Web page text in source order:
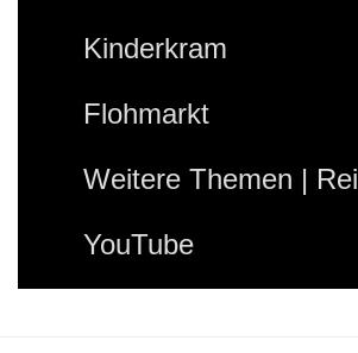
Kinderkram
Flohmarkt
Weitere Themen |
YouTube